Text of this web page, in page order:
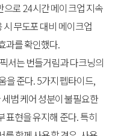
으로24시간메이크업지속
시무도포대비 메이크업
과를확인했다.
픽서는번들거림과다크닝의
을준다. 5가지펩타이드,
세범케어성분이불필요한
표현을유지해 준다.특히